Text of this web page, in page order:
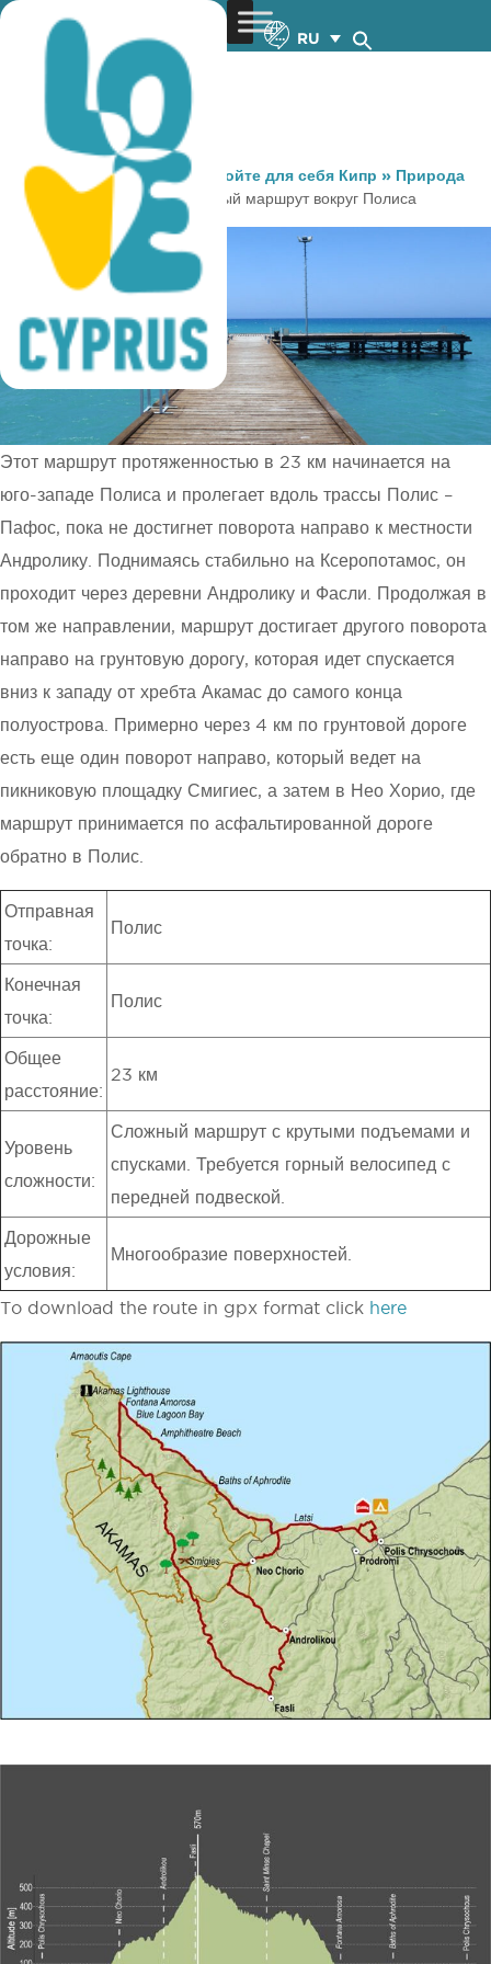
RU
You are here: Home »Откройте для себя Кипр » Природа
» Велоспорт Велосипедный маршрут вокруг Полиса
Этот маршрут протяженностью в 23 км начинается на
юго-западе Полиса и пролегает вдоль трассы Полис –
Пафос, пока не достигнет поворота направо к местности
Андролику. Поднимаясь стабильно на Ксеропотамос, он
проходит через деревни Андролику и Фасли. Продолжая в
том же направлении, маршрут достигает другого поворота
направо на грунтовую дорогу, которая идет спускается
вниз к западу от хребта Акамас до самого конца
полуострова. Примерно через 4 км по грунтовой дороге
есть еще один поворот направо, который ведет на
пикниковую площадку Смигиес, а затем в Нео Хорио, где
маршрут принимается по асфальтированной дороге
обратно в Полис.
Отправная
точка:
Полис
Конечная
точка:
Полис
Общее
расстояние:
23 км
Уровень
сложности:
Сложный маршрут с крутыми подъемами и
спусками. Требуется горный велосипед с
передней подвеской.
Дорожные
условия:
Многообразие поверхностей.
To download the route in gpx format click here